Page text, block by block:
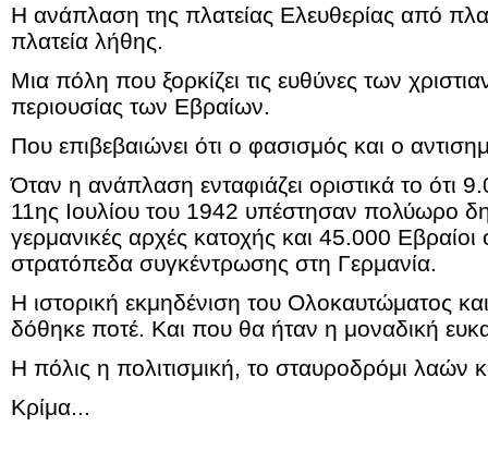
Η ανάπλαση της πλατείας Ελευθερίας από
πλατεία λήθης.
Μια πόλη που ξορκίζει τις ευθύνες των
περιουσίας των Εβραίων.
Που επιβεβαιώνει ότι ο φασισμός και ο
Όταν η ανάπλαση ενταφιάζει οριστικά το ότι
11ης Ιουλίου του 1942 υπέστησαν πολύωρο
γερμανικές αρχές κατοχής και 45.000
στρατόπεδα συγκέντρωσης στη Γερμανία.
Η ιστορική εκμηδένιση του Ολοκαυτώματος
δόθηκε ποτέ. Και που θα ήταν η μοναδική
Η πόλις η πολιτισμική, το σταυροδρόμι λαών
Κρίμα...